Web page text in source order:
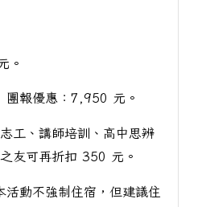
。
團報優惠：7,950 元。
工、講師培訓、高中思辨
友可再折扣 350 元。
活動不強制住宿，但建議住